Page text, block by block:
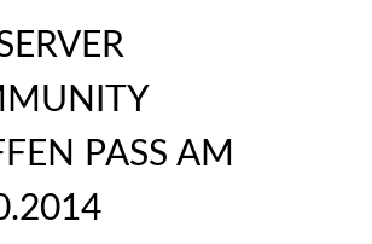
PASS AM